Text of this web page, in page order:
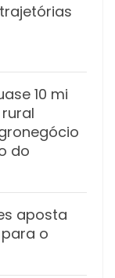
10 mi
do
aposta
o